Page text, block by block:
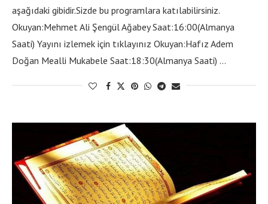
aşağıdaki gibidir.Sizde bu programlara katılabilirsiniz.
Okuyan:Mehmet Ali Şengül Ağabey Saat:16:00(Almanya
Saati) Yayını izlemek için tıklayınız Okuyan:Hafız Adem
Doğan Mealli Mukabele Saat:18:30(Almanya Saati) …